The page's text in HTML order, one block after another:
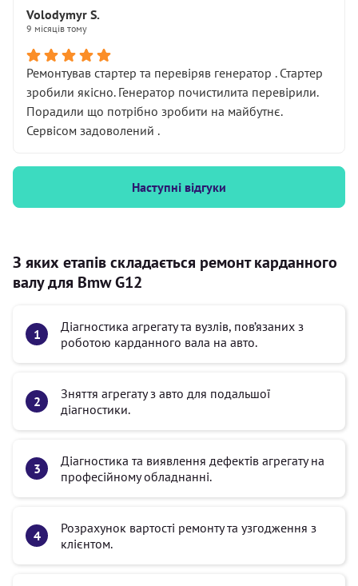
Volodymyr S.
9 місяців тому
Ремонтував стартер та перевіряв генератор . Стартер
зробили якісно. Генератор почистилита перевірили.
Порадили що потрібно зробити на майбутнє.
Сервісом задоволений .
Наступні відгуки
З яких етапів складається ремонт карданного
валу для Bmw G12
Діагностика агрегату та вузлів, пов’язаних з
роботою карданного вала на авто.
Зняття агрегату з авто для подальшої
діагностики.
Діагностика та виявлення дефектів агрегату на
професійному обладнанні.
Розрахунок вартості ремонту та узгодження з
клієнтом.